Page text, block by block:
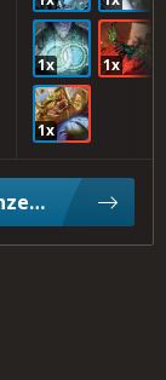
1x 1x
1x
Draft & Partie-Aufzeichnungen anzeigen